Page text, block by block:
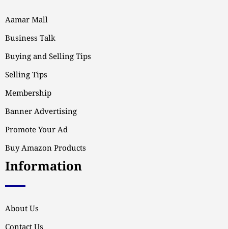
Aamar Mall
Business Talk
Buying and Selling Tips
Selling Tips
Membership
Banner Advertising
Promote Your Ad
Buy Amazon Products
Information
About Us